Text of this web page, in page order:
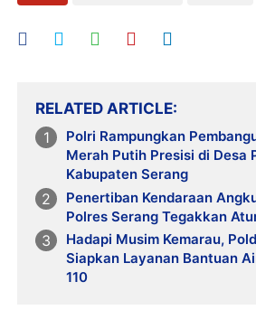
RELATED ARTICLE
Polri Rampungkan
Merah Putih Presisi di Desa
Kabupaten Serang
Penertiban Kendaraan
Polres Serang Tegakkan
Hadapi Musim Kemarau,
Siapkan Layanan Bantuan
110